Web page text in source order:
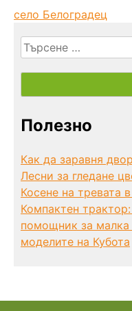
село Белоградец
Търсене
за:
Полезно
Как да заравня
Лесни за гледане
Косене на тревата
Компактен
помощник за
моделите на Кубота